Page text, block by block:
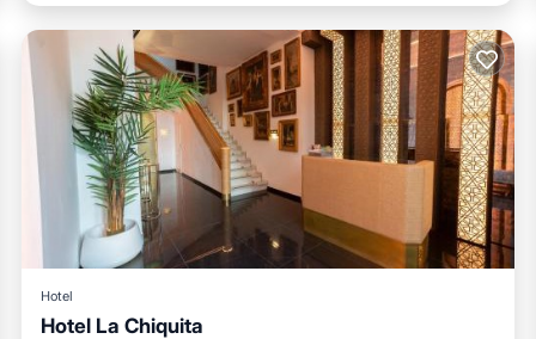
Hotel
Hotel La Chiquita
Chimenea/Calefacción